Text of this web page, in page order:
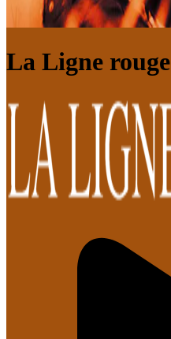
La Ligne rouge